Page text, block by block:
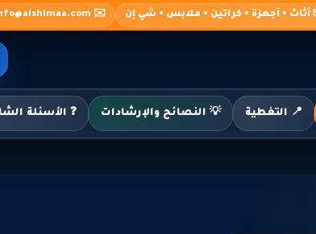
أثاث • أجهزة • كراتين • ملابس • شي إن ✉️ info@alshimaa.com
📍 التغطية 💡 النصائح والإرشادات ❓ الأسئلة